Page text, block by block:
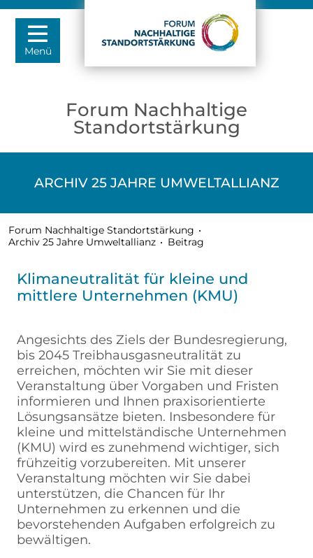
Menü
Forum Nachhaltige
Standortstärkung
ARCHIV 25 JAHRE UMWELTALLIANZ
Forum Nachhaltige Standortstärkung •
Archiv 25 Jahre Umweltallianz • Beitrag
Klimaneutralität für kleine und
mittlere Unternehmen (KMU)
Angesichts des Ziels der Bundesregierung,
bis 2045 Treibhausgasneutralität zu
erreichen, möchten wir Sie mit dieser
Veranstaltung über Vorgaben und Fristen
informieren und Ihnen praxisorientierte
Lösungsansätze bieten. Insbesondere für
kleine und mittelständische Unternehmen
(KMU) wird es zunehmend wichtiger, sich
frühzeitig vorzubereiten. Mit unserer
Veranstaltung möchten wir Sie dabei
unterstützen, die Chancen für Ihr
Unternehmen zu erkennen und die
bevorstehenden Aufgaben erfolgreich zu
bewältigen.